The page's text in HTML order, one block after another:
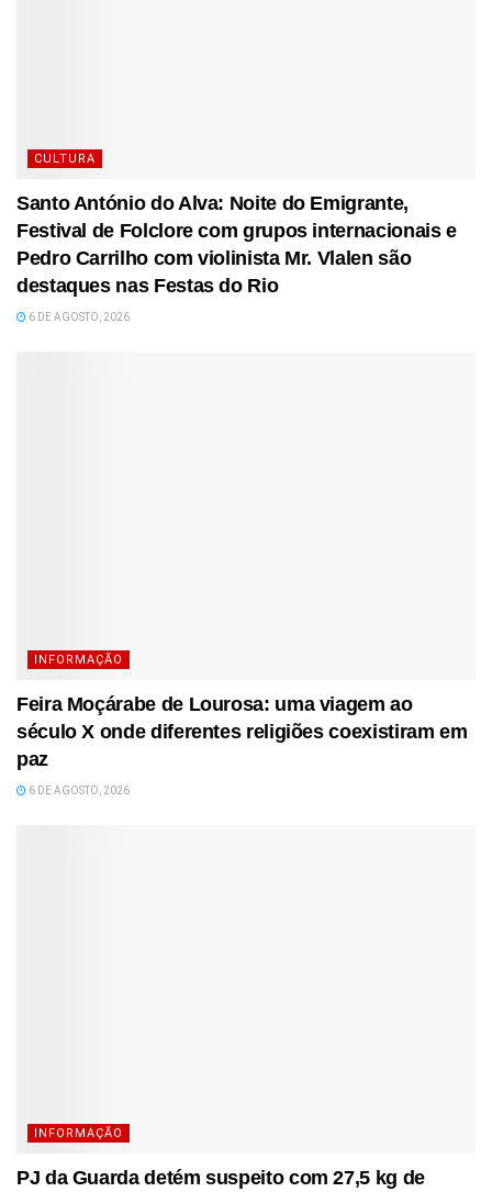
CULTURA
Santo António do Alva: Noite do Emigrante,
Festival de Folclore com grupos internacionais e
Pedro Carrilho com violinista Mr. Vlalen são
destaques nas Festas do Rio
6 DE AGOSTO, 2026
INFORMAÇÃO
Feira Moçárabe de Lourosa: uma viagem ao
século X onde diferentes religiões coexistiram em
paz
6 DE AGOSTO, 2026
INFORMAÇÃO
PJ da Guarda detém suspeito com 27,5 kg de